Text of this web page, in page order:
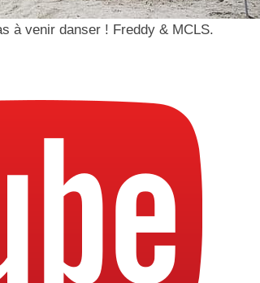
à venir danser ! Freddy & MCLS.